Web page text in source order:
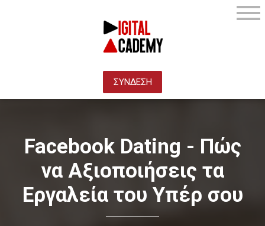
ΣΥΝΔΕΣΗ
Facebook Dating - Πώς
να Αξιοποιήσεις τα
Εργαλεία του Υπέρ σου